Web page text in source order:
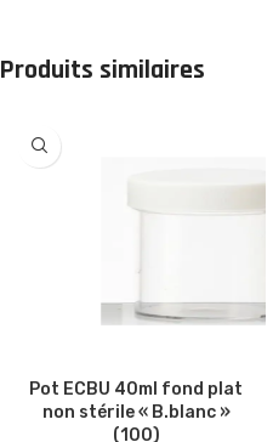
Produits similaires
Pot ECBU 40ml fond plat
non stérile « B.blanc »
(100)